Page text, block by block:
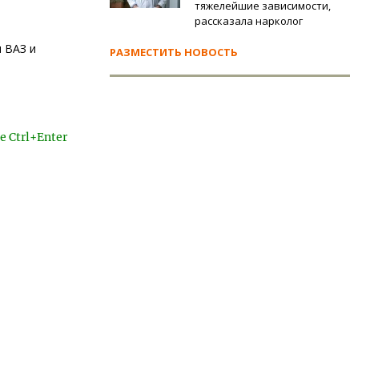
ВАЗ и
Ctrl+Enter
тяжелейшие зависимости,
рассказала нарколог
РАЗМЕСТИТЬ НОВОСТЬ